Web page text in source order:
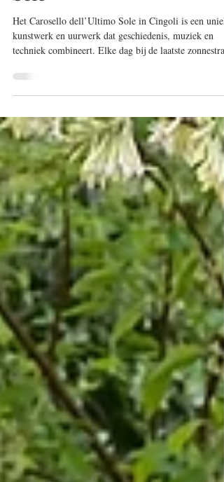
Sole
Het Carosello dell’Ultimo Sole in Cingoli is een uniek
techniek combineert. Elke dag bij de laatste
komt het mechanisme tot leven met bewegende figuren
schoonheid van het moment. De bijzondere klok toont
zowel de moderne tijd als de oude Italiaanse
(ora italica) en is een prachtig voorbeeld van Italiaans
vakmanschap.